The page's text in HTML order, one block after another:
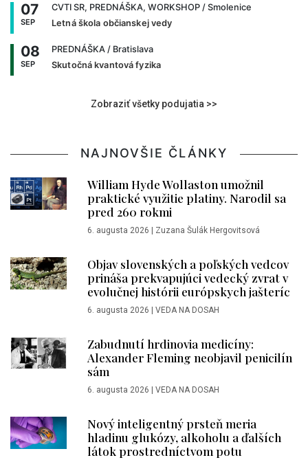
07
SEP
CVTI SR, PREDNÁŠKA, WORKSHOP / Smolenice
Letná škola občianskej vedy
08
SEP
PREDNÁŠKA / Bratislava
Skutočná kvantová fyzika
Zobraziť všetky podujatia >>
NAJNOVŠIE ČLÁNKY
William Hyde Wollaston umožnil
praktické využitie platiny. Narodil sa
pred 260 rokmi
6. augusta 2026 Zuzana Šulák Hergovitsová
Objav slovenských a poľských vedcov
prináša prekvapujúci vedecký zvrat v
evolučnej histórii európskych jašteríc
6. augusta 2026 VEDA NA DOSAH
Zabudnutí hrdinovia medicíny:
Alexander Fleming neobjavil penicilín
sám
6. augusta 2026 VEDA NA DOSAH
Nový inteligentný prsteň meria
hladinu glukózy, alkoholu a ďalších
látok prostredníctvom potu